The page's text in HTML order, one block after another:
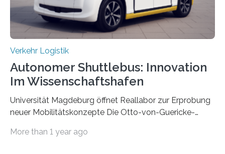
Verkehr Logistik
Autonomer Shuttlebus: Innovation
Im Wissenschaftshafen
Universität Magdeburg öffnet Reallabor zur Erprobung
neuer Mobilitätskonzepte Die Otto-von-Guericke-
Erforschung neuer Mobilitätskonzepte für Sachsen-
More than 1 year ago